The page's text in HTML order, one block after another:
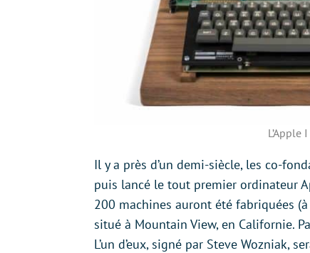
Il y a près d’un demi-siècle, les co-
puis lancé le tout premier ordinateur
200 machines auront été fabriquées
situé à Mountain View, en Californie.
L’un d’eux, signé par Steve Wozniak,